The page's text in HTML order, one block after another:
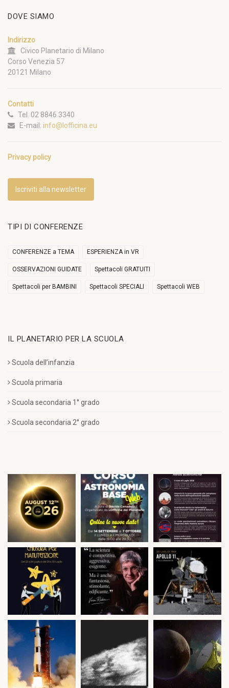
DOVE SIAMO
Indirizzo
Civico Planetario di Milano
Corso Venezia 57
20121 Milano
Contatti
Tel. 02 8846 3340
E-mail: info@lofficina.eu
Privacy policy
Iscriviti alla newsletter
TIPI DI CONFERENZE
CONFERENZE a TEMA ESPERIENZA in VR
OSSERVAZIONI GUIDATE Spettacoli GRATUITI
Spettacoli per BAMBINI Spettacoli SPECIALI Spettacoli WEB
IL PLANETARIO PER LA SCUOLA
Scuola dell’infanzia
Scuola primaria
Scuola secondaria 1° grado
Scuola secondaria 2° grado